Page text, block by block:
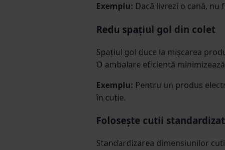
Exemplu: Dacă livrezi o cană, nu
Redu spațiul gol din colet
Spațiul gol duce la mișcarea
O ambalare eficientă
Exemplu: Pentru un produs
în cutie.
Folosește cutii
Standardizarea dimensiunilor